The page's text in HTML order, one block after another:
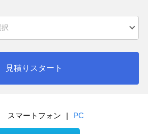
見積りスタート
スマートフォン | PC